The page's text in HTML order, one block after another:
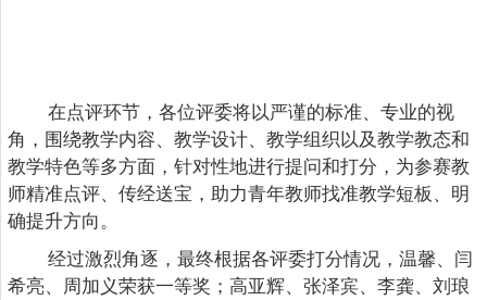
在点评环节，各位评委将以严谨的标准、专业的视
角，围绕教学内容、教学设计、教学组织以及教学教态和
教学特色等多方面，针对性地进行提问和打分，为参赛教
师精准点评、传经送宝，助力青年教师找准教学短板、明
确提升方向。
经过激烈角逐，最终根据各评委打分情况，温馨、闫
希亮、周加义荣获一等奖；高亚辉、张泽宾、李龚、刘琅